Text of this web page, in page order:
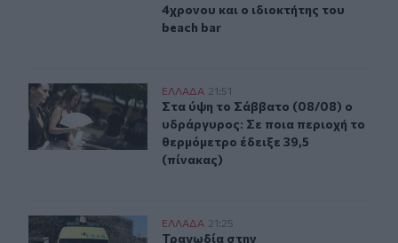
4χρονου και ο ιδιοκτήτης του
beach bar
Στα ύψη το Σάββατο (08/08) ο υδράργυρος: Σε ποια
ΕΛΛAΔΑ 21:51
Στα ύψη το Σάββατο (08/08) ο
Στα ύψη το Σάββατο (08/08) ο
υδράργυρος: Σε ποια περιοχή το
θερμόμετρο έδειξε 39,5
(πίνακας)
Τραγωδία στην Αλεξανδρούπολη: Νεκρός άνδρας που
ΕΛΛAΔΑ 21:25
Τραγωδία στην Αλεξανδρούπολη:
Τραγωδία στην